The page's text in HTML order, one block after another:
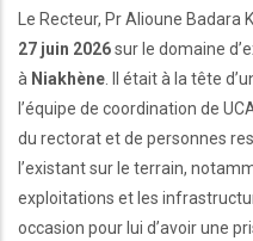
Le Recteur, Pr Alioune Badara
27 juin 2026sur le domaine
à Niakhène . Il était à la tête
l’équipe de coordination de
du rectorat et de personnes
l’existant sur le terrain,
exploitations et les
occasion pour lui d’avoir une